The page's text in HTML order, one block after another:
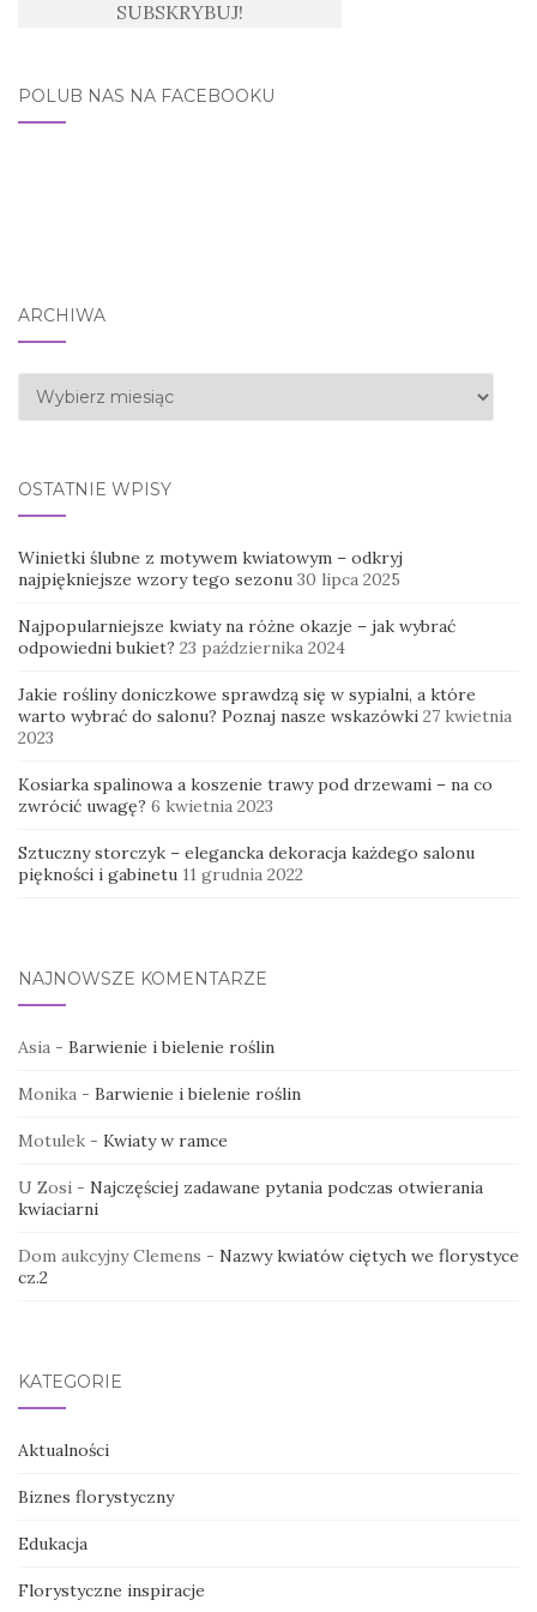
POLUB NAS NA FACEBOOKU
ARCHIWA
Archiwa
OSTATNIE WPISY
Winietki ślubne z motywem kwiatowym – odkryj
najpiękniejsze wzory tego sezonu 30 lipca 2025
Najpopularniejsze kwiaty na różne okazje – jak wybrać
odpowiedni bukiet? 23 października 2024
Jakie rośliny doniczkowe sprawdzą się w sypialni, a które
warto wybrać do salonu? Poznaj nasze wskazówki 27 kwietnia
2023
Kosiarka spalinowa a koszenie trawy pod drzewami – na co
zwrócić uwagę? 6 kwietnia 2023
Sztuczny storczyk – elegancka dekoracja każdego salonu
piękności i gabinetu 11 grudnia 2022
NAJNOWSZE KOMENTARZE
Asia - Barwienie i bielenie roślin
Monika - Barwienie i bielenie roślin
Motulek - Kwiaty w ramce
U Zosi - Najczęściej zadawane pytania podczas otwierania
kwiaciarni
Dom aukcyjny Clemens - Nazwy kwiatów ciętych we florystyce
cz.2
KATEGORIE
Aktualności
Biznes florystyczny
Edukacja
Florystyczne inspiracje